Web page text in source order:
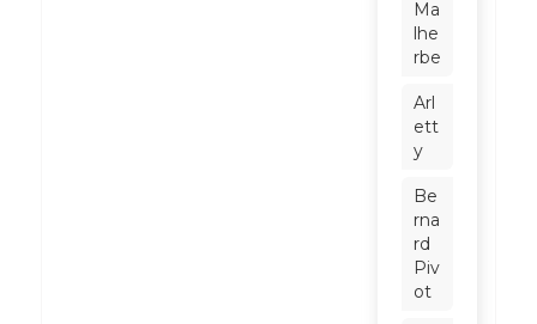
Ma
lhe
rbe
Arl
ett
y
Be
rna
rd
Piv
ot